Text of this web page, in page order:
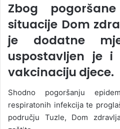
Zbog
situacije Dom
je dodatne
uspostavljen je
vakcinaciju djece.
Shodno pogoršanju
respiratonih infekcija te
području Tuzle, Dom